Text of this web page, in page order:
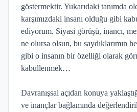
göstermektir. Yukarıdaki tanımda
karşımızdaki insanı olduğu gibi
ediyorum. Siyasi görüşü, inancı,
ne olursa olsun, bu saydıklarımın
gibi o insanın bir özelliği olarak
kabullenmek…
Davranışsal açıdan konuya
ve inançlar bağlamında